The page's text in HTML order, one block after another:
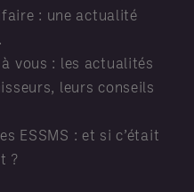
: une actualité
vous : les actualités
leurs conseils
ESSMS : et si c’était
?